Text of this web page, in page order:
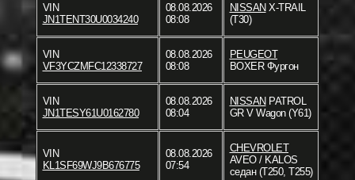
VIN
JN1TENT30U0034240
08.08.2026
08:08
NISSANX-TRAIL
(T30)
VIN
VF3YCZMFC12338727
08.08.2026
08:08
PEUGEOT
BOXER Фургон
VIN
JN1TESY61U0162780
08.08.2026
08:04
NISSANPATROL
GR V Wagon (Y61)
VIN
KL1SF69WJ9B676775
08.08.2026
07:54
CHEVROLET
AVEO / KALOS
седан (T250, T255)